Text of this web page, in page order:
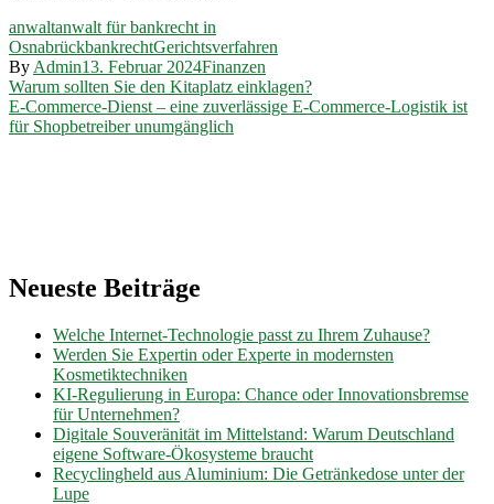
anwaltanwalt für bankrecht in
OsnabrückbankrechtGerichtsverfahren
By Admin13. Februar 2024Finanzen
Beitragsnavigation
Warum sollten Sie den Kitaplatz einklagen?
E-Commerce-Dienst – eine zuverlässige E-Commerce-Logistik ist
für Shopbetreiber unumgänglich
Neueste Beiträge
Welche Internet-Technologie passt zu Ihrem Zuhause?
Werden Sie Expertin oder Experte in modernsten
Kosmetiktechniken
KI-Regulierung in Europa: Chance oder Innovationsbremse
für Unternehmen?
Digitale Souveränität im Mittelstand: Warum Deutschland
eigene Software-Ökosysteme braucht
Recyclingheld aus Aluminium: Die Getränkedose unter der
Lupe